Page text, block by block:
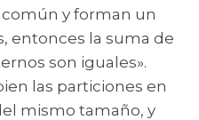
y forman un
entonces la suma de
son iguales».
las particiones en
mismo tamaño, y